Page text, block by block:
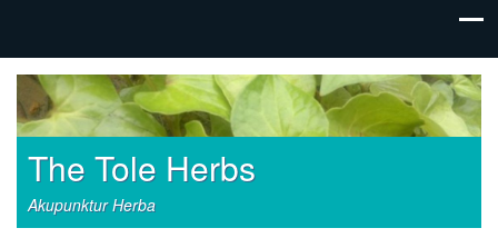
The Tole Herbs
Akupunktur Herba